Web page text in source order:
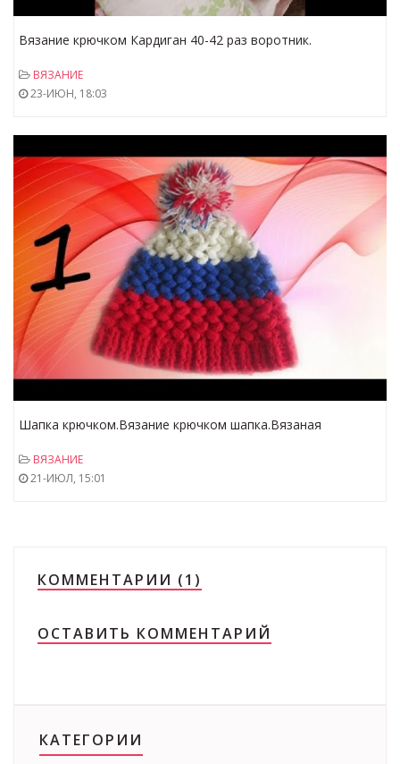
Вязание крючком Кардиган 40-42 раз воротник.
ВЯЗАНИЕ
23-ИЮН, 18:03
Шапка крючком.Вязание крючком шапка.Вязаная
ВЯЗАНИЕ
21-ИЮЛ, 15:01
КОММЕНТАРИИ (1)
ОСТАВИТЬ КОММЕНТАРИЙ
КАТЕГОРИИ